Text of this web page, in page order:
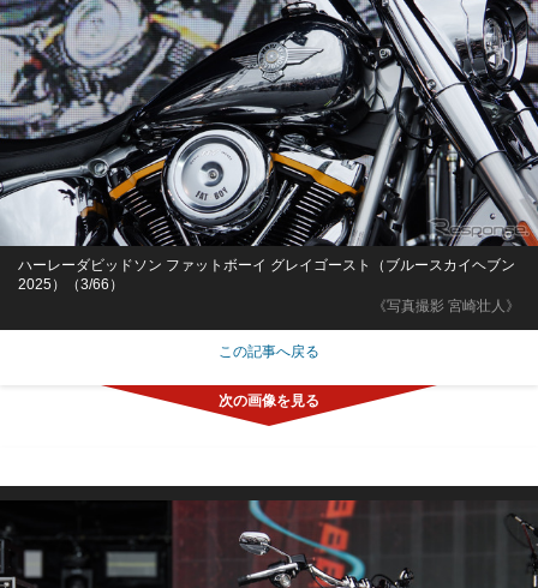
《写真撮影 宮崎壮人》
ハーレーダビッドソン ファットボーイ グレイゴースト（ブルースカイヘブン
2025）（3/66）
この記事へ戻る